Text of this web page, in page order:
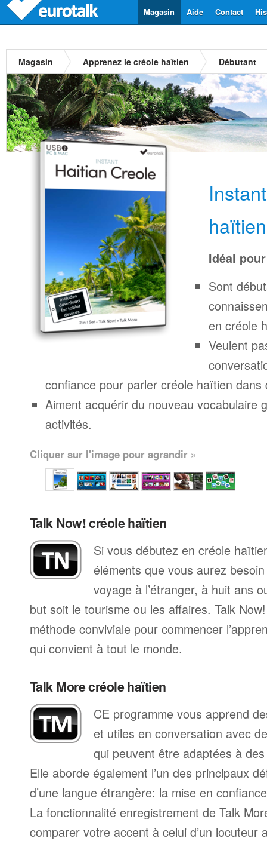
Contact
Aide
Magasin
Magasin Apprenez le créole haïtien Débutant
haïtien
Idéal
Sont
en créole
Veulent
confiance pour parler créole haïtien
Aiment acquérir du nouveau vocabulaire
activités.
Cliquer sur l'image pour agrandir »
Talk Now! créole haïtien
Si vous débutez en créole
éléments que vous aurez
voyage à l’étranger, à huit ans
but soit le tourisme ou les affaires. Talk
méthode conviviale pour commencer
qui convient à tout le monde.
Talk More créole haïtien
CE programme vous apprend
et utiles en conversation avec
qui peuvent être adaptées à
Elle aborde également l’un des principaux
d’une langue étrangère: la mise en
La fonctionnalité enregistrement de Talk
comparer votre accent à celui d’un locuteur